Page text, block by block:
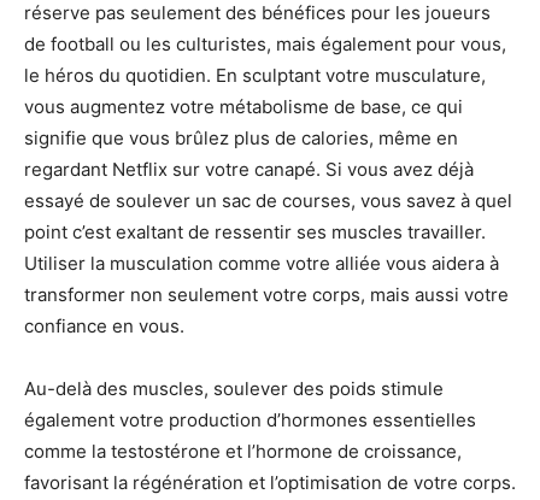
réserve pas seulement des bénéfices pour les joueurs
de football ou les culturistes, mais également pour vous,
le héros du quotidien. En sculptant votre musculature,
vous augmentez votre métabolisme de base, ce qui
signifie que vous brûlez plus de calories, même en
regardant Netflix sur votre canapé. Si vous avez déjà
essayé de soulever un sac de courses, vous savez à quel
point c’est exaltant de ressentir ses muscles travailler.
Utiliser la musculation comme votre alliée vous aidera à
transformer non seulement votre corps, mais aussi votre
confiance en vous.
Au-delà des muscles, soulever des poids stimule
également votre production d’hormones essentielles
comme la testostérone et l’hormone de croissance,
favorisant la régénération et l’optimisation de votre corps.